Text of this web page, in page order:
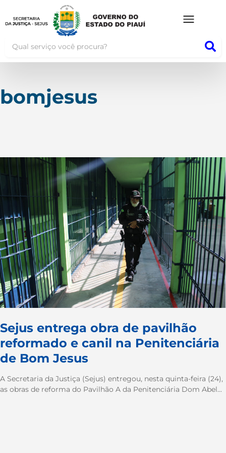
bomjesus
Sejus entrega obra de pavilhão
reformado e canil na Penitenciária
de Bom Jesus
A Secretaria da Justiça (Sejus) entregou, nesta quinta-feira (24),
as obras de reforma do Pavilhão A da Penitenciária Dom Abel...